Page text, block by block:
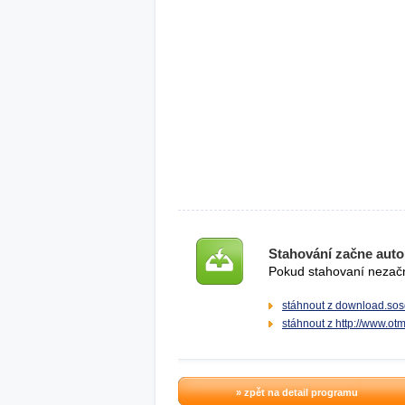
Stahování začne
Pokud stahovaní
stáhnout z
stáhnout z http://
» zpět na detail programu